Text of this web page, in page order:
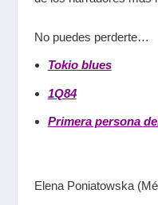
No puedes perderte…
Tokio blues
1Q84
Primera persona
Elena Poniatowska